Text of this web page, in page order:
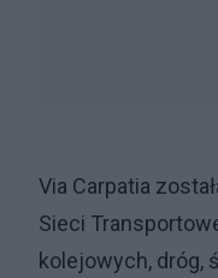
Via Carpatia
Sieci
kolejowych, dróg,